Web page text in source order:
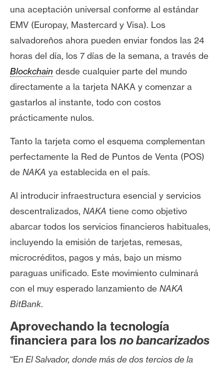
l
i
s
i
N
t
a
s
d
e
r
e
n
a
e
m
s
una aceptación universal conforme al estándar
EMV (Europay, Mastercard y Visa). Los
salvadoreños ahora pueden enviar fondos las 24
horas del día, los 7 días de la semana, a través de
Blockchain desde cualquier parte del mundo
directamente a la tarjeta NAKA y comenzar a
gastarlos al instante, todo con costos
prácticamente nulos.
Tanto la tarjeta como el esquema complementan
perfectamente la Red de Puntos de Venta (POS)
de NAKA ya establecida en el país.
Al introducir infraestructura esencial y servicios
descentralizados, NAKA tiene como objetivo
abarcar todos los servicios financieros habituales,
incluyendo la emisión de tarjetas, remesas,
microcréditos, pagos y más, bajo un mismo
paraguas unificado. Este movimiento culminará
con el muy esperado lanzamiento de NAKA
BitBank.
Aprovechando la tecnología
financiera para los no bancarizados
“En El Salvador, donde más de dos tercios de la